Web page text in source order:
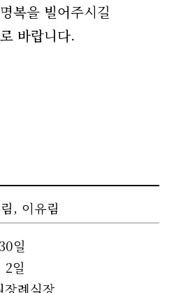
복을 빌어주시길
바랍니다.
, 이유림
일
2일
장례식장